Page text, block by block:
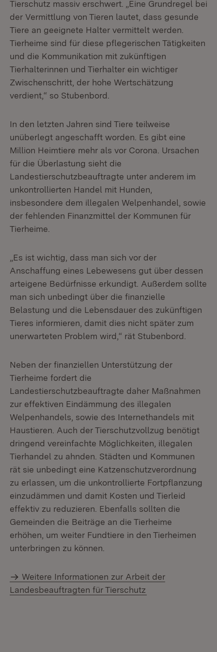
Tierschutz massiv erschwert. „Eine Grundregel bei
der Vermittlung von Tieren lautet, dass gesunde
Tiere an geeignete Halter vermittelt werden.
Tierheime sind für diese pflegerischen Tätigkeiten
und die Kommunikation mit zukünftigen
Tierhalterinnen und Tierhalter ein wichtiger
Zwischenschritt, der hohe Wertschätzung
verdient,“ so Stubenbord.
In den letzten Jahren sind Tiere teilweise
unüberlegt angeschafft worden. Es gibt eine
Million Heimtiere mehr als vor Corona. Ursachen
für die Überlastung sieht die
Landestierschutzbeauftragte unter anderem im
unkontrollierten Handel mit Hunden,
insbesondere dem illegalen Welpenhandel, sowie
der fehlenden Finanzmittel der Kommunen für
Tierheime.
„Es ist wichtig, dass man sich vor der
Anschaffung eines Lebewesens gut über dessen
arteigene Bedürfnisse erkundigt. Außerdem sollte
man sich unbedingt über die finanzielle
Belastung und die Lebensdauer des zukünftigen
Tieres informieren, damit dies nicht später zum
unerwarteten Problem wird,“ rät Stubenbord.
Neben der finanziellen Unterstützung der
Tierheime fordert die
Landestierschutzbeauftragte daher Maßnahmen
zur effektiven Eindämmung des illegalen
Welpenhandels, sowie des Internethandels mit
Haustieren. Auch der Tierschutzvollzug benötigt
dringend vereinfachte Möglichkeiten, illegalen
Tierhandel zu ahnden. Städten und Kommunen
rät sie unbedingt eine Katzenschutzverordnung
zu erlassen, um die unkontrollierte Fortpflanzung
einzudämmen und damit Kosten und Tierleid
effektiv zu reduzieren. Ebenfalls sollten die
Gemeinden die Beiträge an die Tierheime
erhöhen, um weiter Fundtiere in den Tierheimen
unterbringen zu können.
Weitere Informationen zur Arbeit der
Landesbeauftragten für Tierschutz